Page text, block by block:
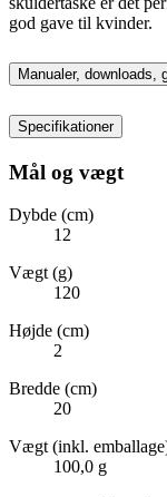
god gave til kvinder.
Manualer, downloads,
Specifikationer
Mål og vægt
Dybde (cm)
12
Vægt (g)
120
Højde (cm)
2
Bredde (cm)
20
Vægt (inkl.
100,0 g